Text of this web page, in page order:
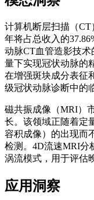
计算机断层扫描（
年将占总收入的
动脉CT血管造影技术
量下实现冠状动脉的
在增强斑块成分表征
级冠状动脉诊断中的
磁共振成像（MRI）
长。该领域正随着定
容积成像）的出现而
检测。4D流速MRI分
涡流模式，用于评估
应用洞察